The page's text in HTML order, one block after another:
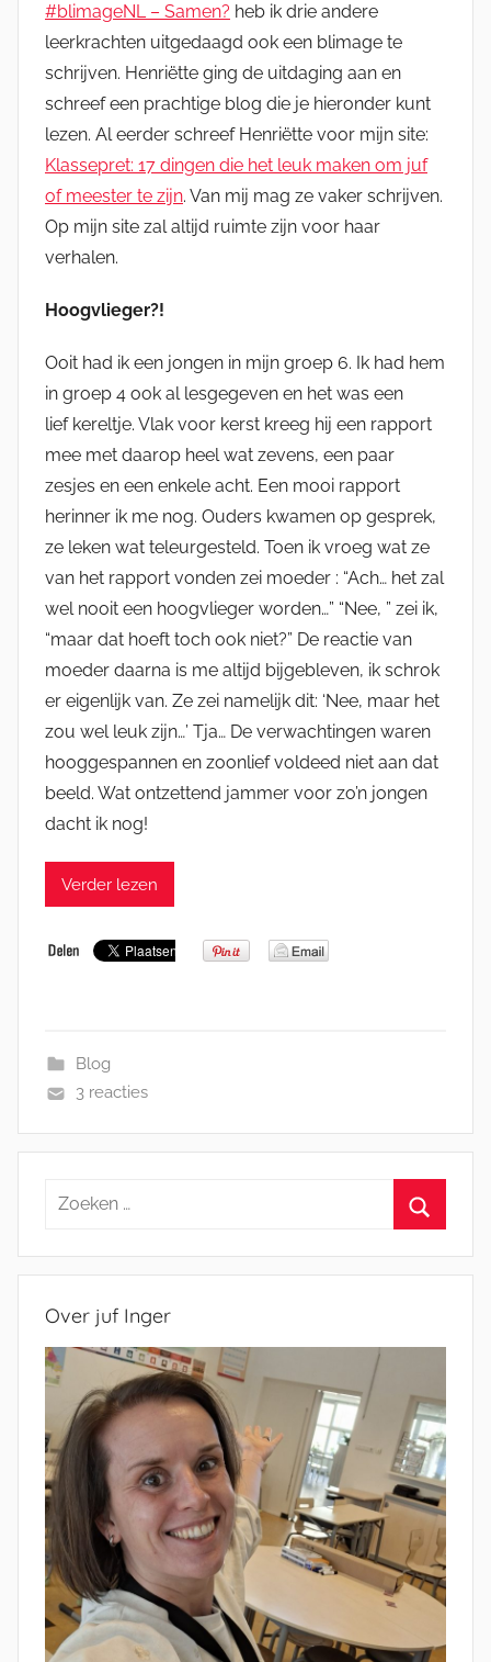
#blimageNL – Samen? heb ik drie andere
leerkrachten uitgedaagd ook een blimage te
schrijven. Henriëtte ging de uitdaging aan en
schreef een prachtige blog die je hieronder kunt
lezen. Al eerder schreef Henriëtte voor mijn site:
Klassepret: 17 dingen die het leuk maken om juf
of meester te zijn. Van mij mag ze vaker schrijven.
Op mijn site zal altijd ruimte zijn voor haar
verhalen.
Hoogvlieger?!
Ooit had ik een jongen in mijn groep 6. Ik had hem
in groep 4 ook al lesgegeven en het was een
lief kereltje. Vlak voor kerst kreeg hij een rapport
mee met daarop heel wat zevens, een paar
zesjes en een enkele acht. Een mooi rapport
herinner ik me nog. Ouders kwamen op gesprek,
ze leken wat teleurgesteld. Toen ik vroeg wat ze
van het rapport vonden zei moeder : “Ach… het zal
wel nooit een hoogvlieger worden…” “Nee, ” zei ik,
“maar dat hoeft toch ook niet?” De reactie van
moeder daarna is me altijd bijgebleven, ik schrok
er eigenlijk van. Ze zei namelijk dit: ‘Nee, maar het
zou wel leuk zijn…’ Tja… De verwachtingen waren
hooggespannen en zoonlief voldeed niet aan dat
beeld. Wat ontzettend jammer voor zo’n jongen
dacht ik nog!
Verder lezen
Blog
3 reacties
Zoeken
Over juf Inger